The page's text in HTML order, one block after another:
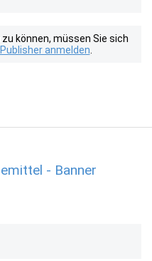
können, müssen Sie sich
anmelden
- Banner